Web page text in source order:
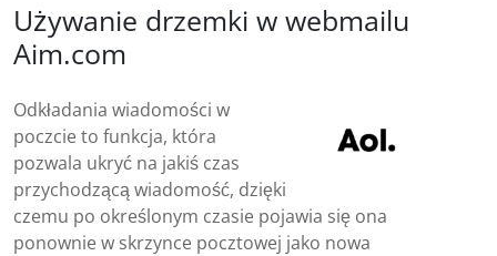
Używanie drzemki w webmailu
Aim.com
Odkładania wiadomości w
poczcie to funkcja, która
pozwala ukryć na jakiś czas
przychodzącą wiadomość, dzięki
czemu po określonym czasie pojawia się ona
ponownie w skrzynce pocztowej jako nowa